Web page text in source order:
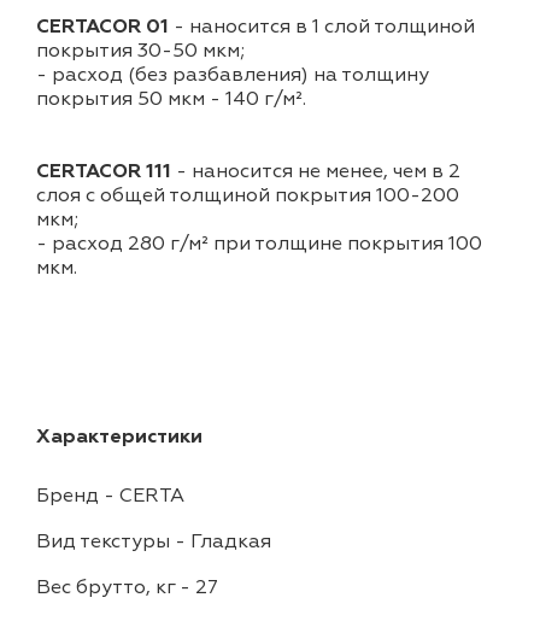
CERTACOR 01 - наносится в 1 слой толщиной
покрытия 30-50 мкм;
- расход (без разбавления) на толщину
покрытия 50 мкм - 140 г/м².
CERTACOR 111 - наносится не менее, чем в 2
слоя с общей толщиной покрытия 100-200
мкм;
- расход 280 г/м² при толщине покрытия 100
мкм.
Характеристики
Бренд - CERTA
Вид текстуры - Гладкая
Вес брутто, кг - 27